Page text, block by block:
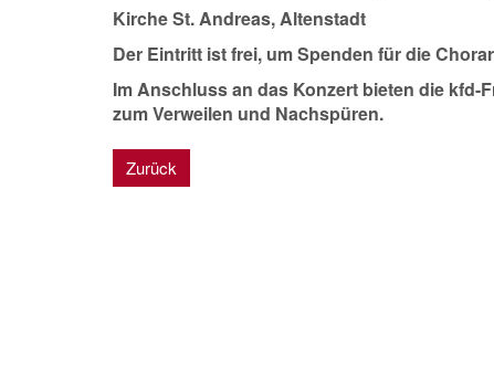
Kirche St. Andreas, Altenstadt
Der Eintritt ist frei, um Spenden für die
Im Anschluss an das Konzert bieten die kfd-
zum Verweilen und Nachspüren.
Zurück